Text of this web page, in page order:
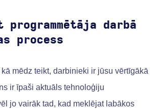
programmētāja darbā
process
mēdz teikt, darbinieki ir jūsu vērtīgākā
ir īpaši aktuāls tehnoloģiju
jo vairāk tad, kad meklējat labākos